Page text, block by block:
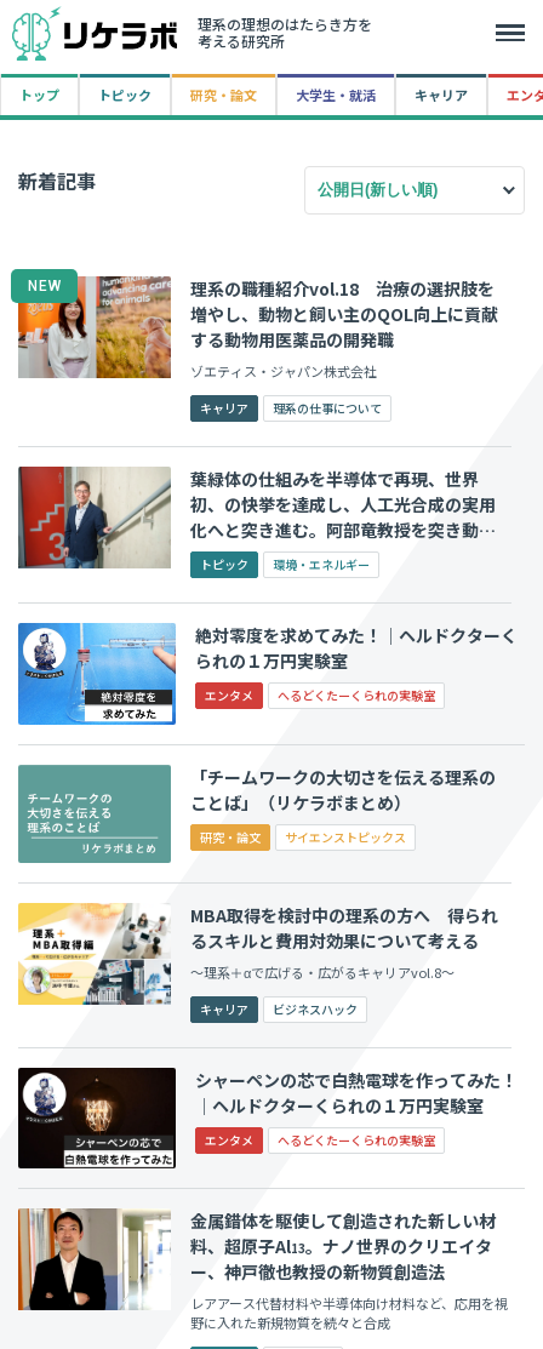
理系の理想のはたらき方を
考える研究所
トップ トピック 研究・論文 大学生・就活 キャリア エン
新着記事
理系の職種紹介vol.18 治療の選択肢を
増やし、動物と飼い主のQOL向上に貢献
する動物用医薬品の開発職
ゾエティス・ジャパン株式会社
キャリア 理系の仕事について
葉緑体の仕組みを半導体で再現、世界
初、の快挙を達成し、人工光合成の実用
化へと突き進む。阿部竜教授を突き動か
す「世の中を救いたい」想い
トピック 環境・エネルギー
絶対零度を求めてみた！│ヘルドクターく
られの１万円実験室
エンタメ へるどくたーくられの実験室
「チームワークの大切さを伝える理系の
ことば」（リケラボまとめ）
研究・論文 サイエンストピックス
MBA取得を検討中の理系の方へ 得られ
るスキルと費用対効果について考える
～理系＋αで広げる・広がるキャリアvol.8〜
キャリア ビジネスハック
シャーペンの芯で白熱電球を作ってみた！
│ヘルドクターくられの１万円実験室
エンタメ へるどくたーくられの実験室
金属錯体を駆使して創造された新しい材
料、超原子Al13。ナノ世界のクリエイタ
ー、神戸徹也教授の新物質創造法
レアアース代替材料や半導体向け材料など、応用を視
野に入れた新規物質を続々と合成